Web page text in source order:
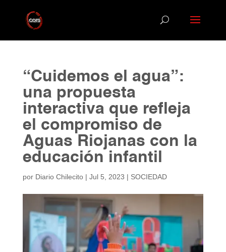
“Cuidemos el agua”:
una propuesta
interactiva que refleja
el compromiso de
Aguas Riojanas con la
educación infantil
por Diario Chilecito| Jul 5, 2023 | SOCIEDAD